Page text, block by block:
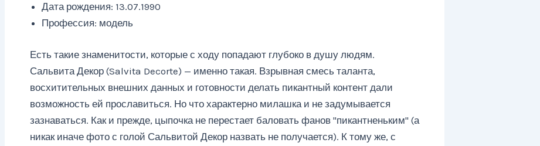
Дата рождения: 13.07.1990
Профессия: модель
Есть такие знаменитости, которые с ходу попадают глубоко в душу людям.
Сальвита Декор (Salvita Decorte) — именно такая. Взрывная смесь таланта,
восхитительных внешних данных и готовности делать пикантный контент дали
возможность ей прославиться. Но что характерно милашка и не задумывается
зазнаваться. Как и прежде, цыпочка не перестает баловать фанов "пикантненьким" (а
никак иначе фото с голой Сальвитой Декор назвать не получается). К тому же, с